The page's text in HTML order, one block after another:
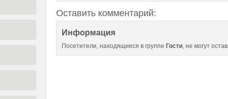
Оставить комментарий:
Информация
Посетители, находящиеся в группе Гости , не могут